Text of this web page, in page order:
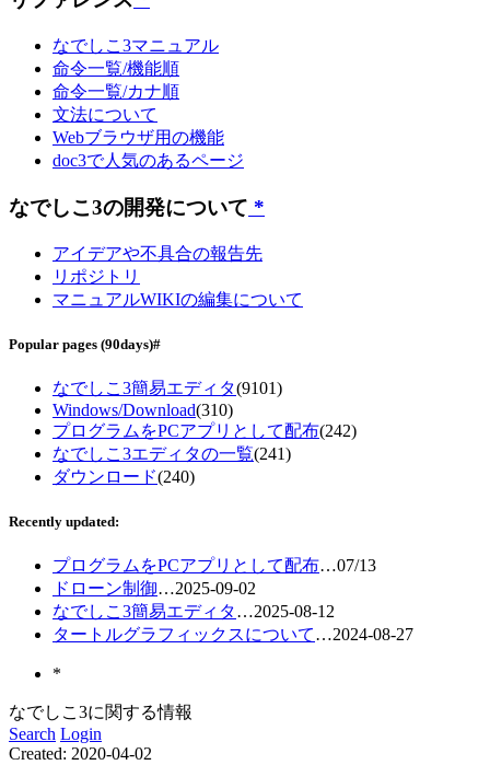
なでしこ3マニュアル
命令一覧/機能順
命令一覧/カナ順
文法について
Webブラウザ用の機能
doc3で人気のあるページ
なでしこ3の開発について *
アイデアや不具合の報告先
リポジトリ
マニュアルWIKIの編集について
Popular pages (90days)#
なでしこ3簡易エディタ(9101)
Windows/Download(310)
プログラムをPCアプリとして配布(242)
なでしこ3エディタの一覧(241)
ダウンロード(240)
Recently updated:
プログラムをPCアプリとして配布…07/13
ドローン制御…2025-09-02
なでしこ3簡易エディタ…2025-08-12
タートルグラフィックスについて…2024-08-27
*
なでしこ3に関する情報
Search Login
Created: 2020-04-02